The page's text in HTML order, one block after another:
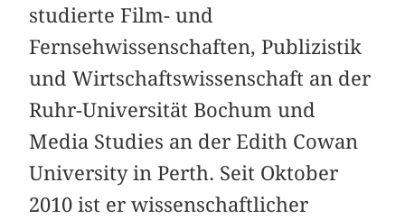
studierte Film- und
Fernsehwissenschaften, Publizistik
und Wirtschaftswissenschaft an der
Ruhr-Universität Bochum und
Media Studies an der Edith Cowan
University in Perth. Seit Oktober
2010 ist er wissenschaftlicher